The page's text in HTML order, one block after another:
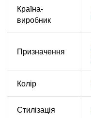
Країна-
виробник
Призначення
Колір
Стилізація